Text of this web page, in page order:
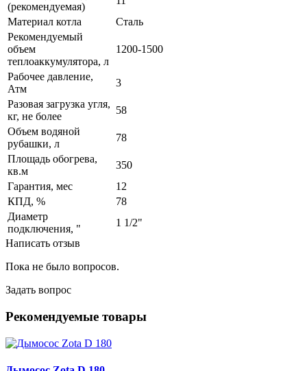
(рекомендуемая)
Материал котла
Сталь
Рекомендуемый
объем
теплоаккумулятора, л
1200-1500
Рабочее давление,
Атм
3
Разовая загрузка угля,
кг, не более
58
Объем водяной
рубашки, л
78
Площадь обогрева,
кв.м
350
Гарантия, мес
12
КПД, %
78
Диаметр
подключения, "
1 1/2"
Написать отзыв
Пока не было вопросов.
Задать вопрос
Рекомендуемые товары